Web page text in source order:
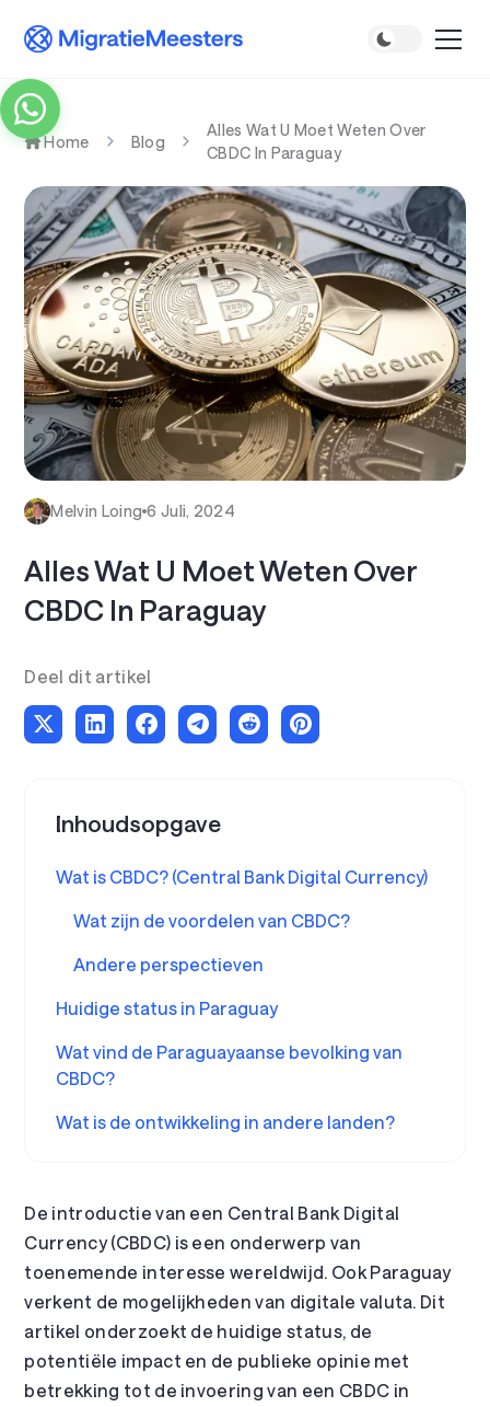
Home Blog
Alles Wat U Moet Weten Over
CBDC In Paraguay
Melvin Loing 6 Juli, 2024
Alles Wat U Moet Weten Over
CBDC In Paraguay
Deel dit artikel
Inhoudsopgave
Wat is CBDC? (Central Bank Digital Currency)
Wat zijn de voordelen van CBDC?
Andere perspectieven
Huidige status in Paraguay
Wat vind de Paraguayaanse bevolking van
CBDC?
Wat is de ontwikkeling in andere landen?
De introductie van een Central Bank Digital
Currency (CBDC) is een onderwerp van
toenemende interesse wereldwijd. Ook Paraguay
verkent de mogelijkheden van digitale valuta. Dit
artikel onderzoekt de huidige status, de
potentiële impact en de publieke opinie met
betrekking tot de invoering van een CBDC in